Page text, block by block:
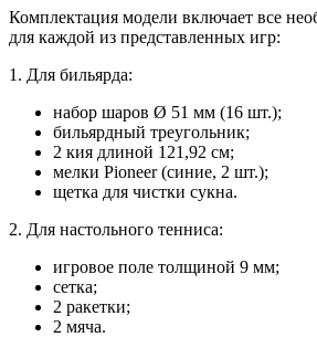
Комплектация модели включает все
для каждой из представленных игр:
1. Для бильярда:
набор шаров Ø 51 мм (16 шт.);
бильярдный треугольник;
2 кия длиной 121,92 см;
мелки Pioneer (синие, 2 шт.);
щетка для чистки сукна.
2. Для настольного тенниса:
игровое поле толщиной 9 мм;
сетка;
2 ракетки;
2 мяча.